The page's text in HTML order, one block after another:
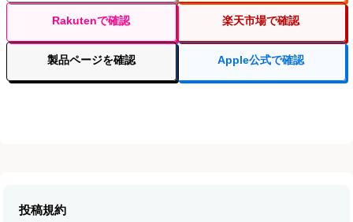
Rakutenで確認 楽天市場で確認
製品ページを確認 Apple公式で確認
投稿規約